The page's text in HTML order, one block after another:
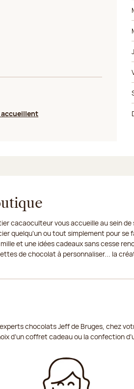
cacaoculteur vous accueille au sein
quelqu'un ou tout simplement pour
et une idées cadeaux sans cesse
de chocolat à personnaliser... la
chocolats Jeff de Bruges, chez
d’un coffret cadeau ou la confection